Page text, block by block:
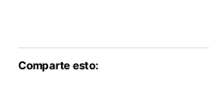
Comparte esto: